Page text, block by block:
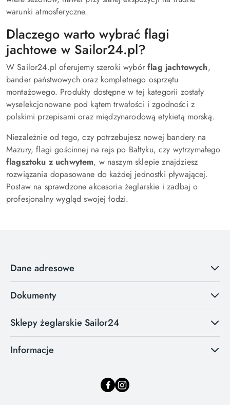
warunki atmosferyczne.
Dlaczego warto wybrać flagi
jachtowe w Sailor24.pl?
W Sailor24.pl oferujemy szeroki wybórflag jachtowych,
bander państwowych oraz kompletnego osprzętu
montażowego. Produkty dostępne w tej kategorii zostały
wyselekcjonowane pod kątem trwałości i zgodności z
polskimi przepisami oraz międzynarodową etykietą morską.
Niezależnie od tego, czy potrzebujesz nowej bandery na
Mazury, flagi gościnnej na rejs po Bałtyku, czy wytrzymałego
flagsztoku z uchwytem, w naszym sklepie znajdziesz
rozwiązania dopasowane do każdej jednostki pływającej.
Postaw na sprawdzone akcesoria żeglarskie i zadbaj o
profesjonalny wygląd swojej łodzi.
Dane adresowe
Dokumenty
Sklepy żeglarskie Sailor24
Informacje